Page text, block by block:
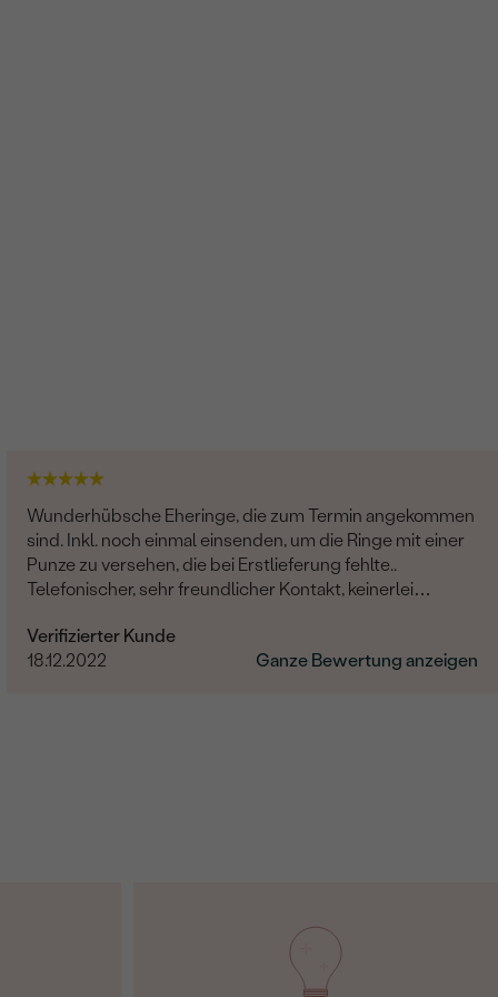
Wunderhübsche Eheringe, die zum Termin angekommen
sind. Inkl. noch einmal einsenden, um die Ringe mit einer
Punze zu versehen, die bei Erstlieferung fehlte..
Telefonischer, sehr freundlicher Kontakt, keinerlei
Hochzeit rundum gelungen, das Brautpaar glücklich.
Vielen lieben Dank auch noch Mal an dieser Stelle.
Verifizierter Kunde
18.12.2022
Ganze Bewertung anzeigen